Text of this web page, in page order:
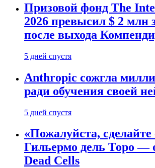
Призовой фонд The
2026 превысил $ 2 млн
после выхода
5 дней спустя
Anthropic сожгла
ради обучения своей
5 дней спустя
«Пожалуйста, сделайте
Гильермо дель Торо —
Dead Cells